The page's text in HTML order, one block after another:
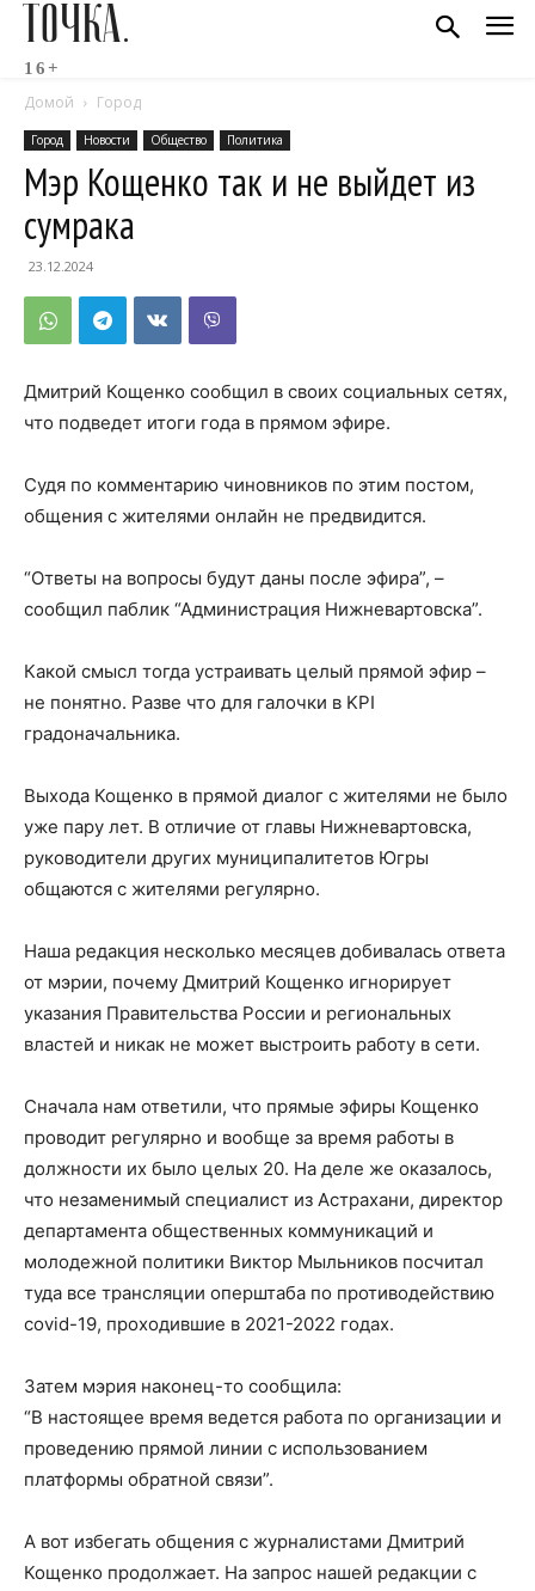
ТОЧКА.
16+
Домой Город
Город Новости Общество Политика
Мэр Кощенко так и не выйдет из
сумрака
23.12.2024
Дмитрий Кощенко сообщил в своих социальных сетях,
что подведет итоги года в прямом эфире.
Судя по комментарию чиновников по этим постом,
общения с жителями онлайн не предвидится.
“Ответы на вопросы будут даны после эфира”, –
сообщил паблик “Администрация Нижневартовска”.
Какой смысл тогда устраивать целый прямой эфир –
не понятно. Разве что для галочки в KPI
градоначальника.
Выхода Кощенко в прямой диалог с жителями не было
уже пару лет. В отличие от главы Нижневартовска,
руководители других муниципалитетов Югры
общаются с жителями регулярно.
Наша редакция несколько месяцев добивалась ответа
от мэрии, почему Дмитрий Кощенко игнорирует
указания Правительства России и региональных
властей и никак не может выстроить работу в сети.
Сначала нам ответили, что прямые эфиры Кощенко
проводит регулярно и вообще за время работы в
должности их было целых 20. На деле же оказалось,
что незаменимый специалист из Астрахани, директор
департамента общественных коммуникаций и
молодежной политики Виктор Мыльников посчитал
туда все трансляции оперштаба по противодействию
covid-19, проходившие в 2021-2022 годах.
Затем мэрия наконец-то сообщила:
“В настоящее время ведется работа по организации и
проведению прямой линии с использованием
платформы обратной связи”.
А вот избегать общения с журналистами Дмитрий
Кощенко продолжает. На запрос нашей редакции с